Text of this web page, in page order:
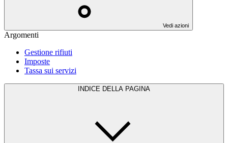
Vedi azioni
Argomenti
Gestione rifiuti
Imposte
Tassa sui servizi
INDICE DELLA PAGINA